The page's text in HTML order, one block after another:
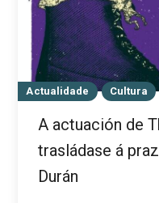
Actualidade Cultura
A actuación de
trasládase á
Durán